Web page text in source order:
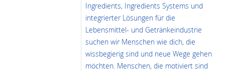
Ingredients, Ingredients Systems und
integrierter Lösungen für die
Lebensmittel- und Getränkeindustrie
suchen wir Menschen wie dich, die
wissbegierig sind und neue Wege gehen
möchten. Menschen, die motiviert sind